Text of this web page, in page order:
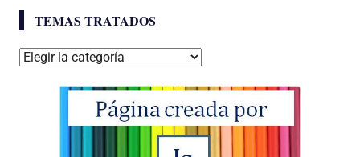
TEMAS TRATADOS
Temas